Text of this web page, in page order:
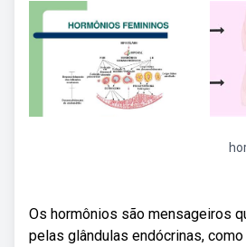
Os hormônios são mensageiros
pelas glândulas endócrinas, como